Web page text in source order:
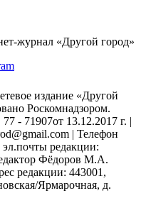
журнал «Другой город»
издание «Другой
Роскомнадзором.
- 71907от 13.12.2017 г. |
| Телефон
эл.почты редакции:
Фёдоров М.А.
редакции: 443001,
Ярмарочная, д.